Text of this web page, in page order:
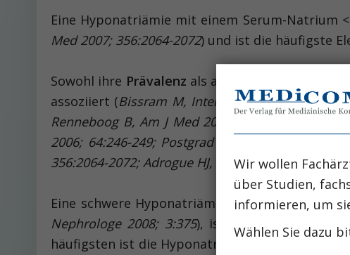
Eine Hyponatriämie mit einem Serum-Natrium
Med 2007; 356:2064-2072) und ist die häufigste
Sowohl ihre Prävalenz als auch die Folgen für
assoziiert (Bissram M, Intern Med J 2007;
Renneboog B, Am J Med 2006; 119:71.e1-8;
2006; 64:246-249; Postgrad Med J 2009; 85:171-
356:2064-2072; Adrogue HJ, N Eng J Med 2000;
Eine schwere Hyponatriämie mit einer
Nephrologe 2008; 3:375), ist häufig mit einem
häufigsten ist die Hyponatriämie Folge einer
Wir wollen
über Studien,
informieren, um
Wählen Sie dazu